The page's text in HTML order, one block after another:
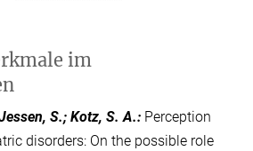
im
S.; Kotz, S. A.: Perception
disorders: On the possible role